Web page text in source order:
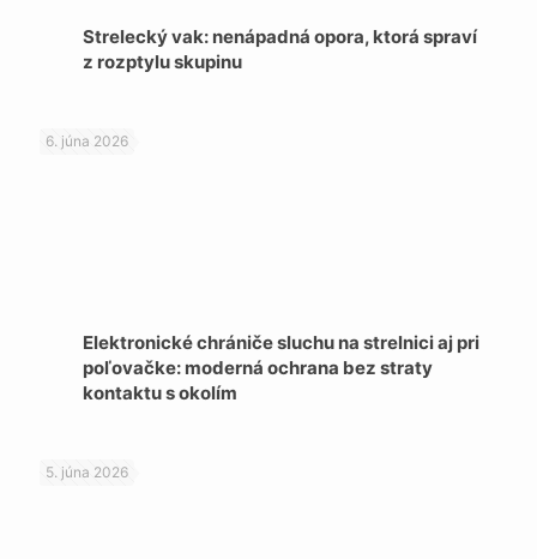
Strelecký vak: nenápadná opora, ktorá spraví
z rozptylu skupinu
6. júna 2026
Elektronické chrániče sluchu na strelnici aj pri
poľovačke: moderná ochrana bez straty
kontaktu s okolím
5. júna 2026